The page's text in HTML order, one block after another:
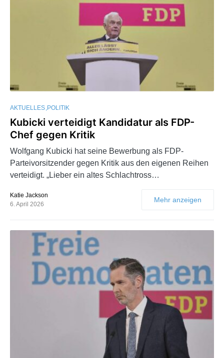
AKTUELLES POLITIK
Kubicki verteidigt Kandidatur als FDP-
Chef gegen Kritik
Wolfgang Kubicki hat seine Bewerbung als FDP-
Parteivorsitzender gegen Kritik aus den eigenen Reihen
verteidigt. „Lieber ein altes Schlachtross…
Katie Jackson
6. April 2026
Mehr anzeigen